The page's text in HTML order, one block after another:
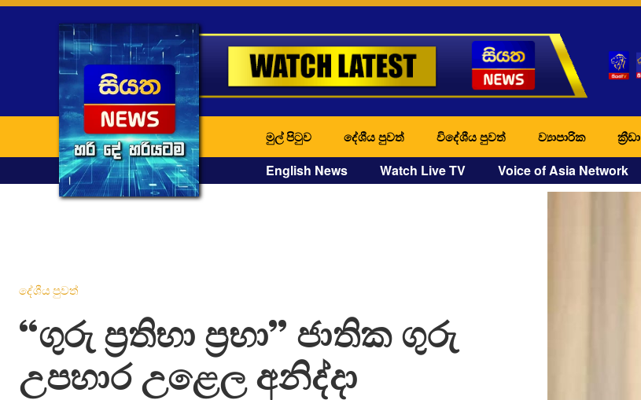
මුල් පිටුව දේශීය පුවත් විදේශීය පුවත් ව්‍යාපාරික ක්‍රීඩා
English News Watch Live TV Voice of Asia Network
දේශීය පුවත්
“ගුරු ප්‍ර‍තිභා ප්‍ර‍භා” ජාතික ගුරු
උපහාර උළෙල අනිද්දා